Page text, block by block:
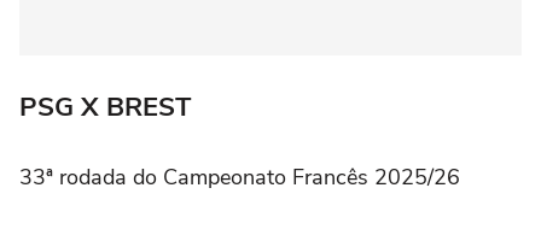
PSG X BREST
33ª rodada do Campeonato Francês 2025/26